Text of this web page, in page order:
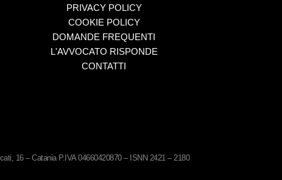
PRIVACY POLICY
COOKIE POLICY
DOMANDE FREQUENTI
L'AVVOCATO RISPONDE
CONTATTI
16 – Catania P.IVA 04660420870 – ISNN 2421 – 2180